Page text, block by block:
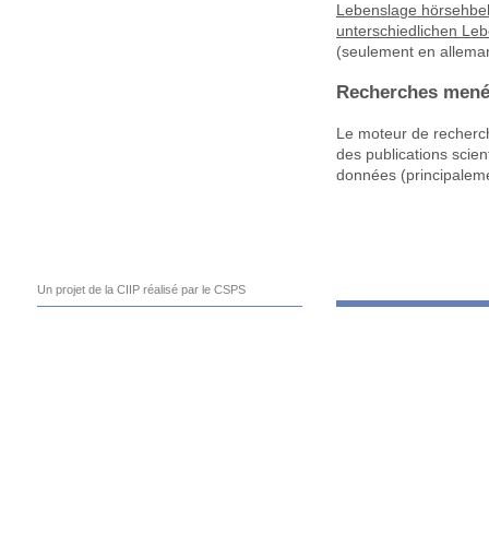
Lebenslage
unterschiedlichen
(seulement en
Recherches
Le moteur de
des publications
données
Un projet de la CIIP réalisé par le CSPS